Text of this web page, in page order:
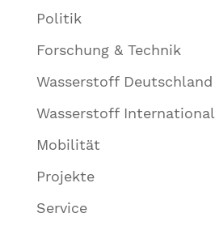
Politik
Forschung & Technik
Wasserstoff Deutschland
Wasserstoff International
Mobilität
Projekte
Service